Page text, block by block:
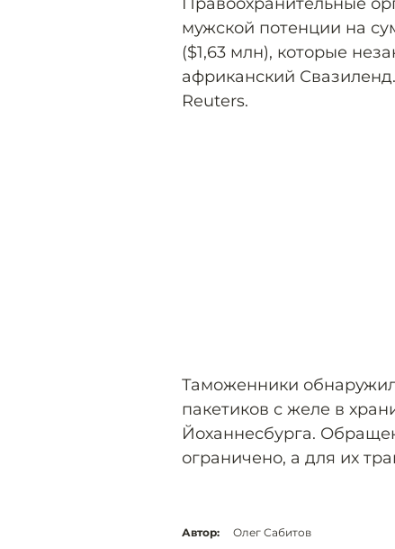
мужской потенции на
($1,63 млн), которые
африканский
Reuters.
Таможенники
пакетиков с желе в
Йоханнесбурга.
ограничено, а для их
Автор: Олег Сабитов